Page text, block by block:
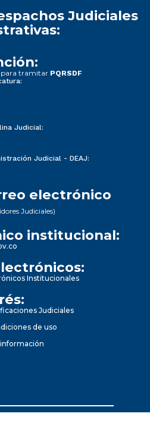
Judiciales
para tramitar PQRSDF
Judicial:
Judicial - DEAJ:
electrónico
Judiciales)
institucional:
Institucionales
Judiciales
de uso
información